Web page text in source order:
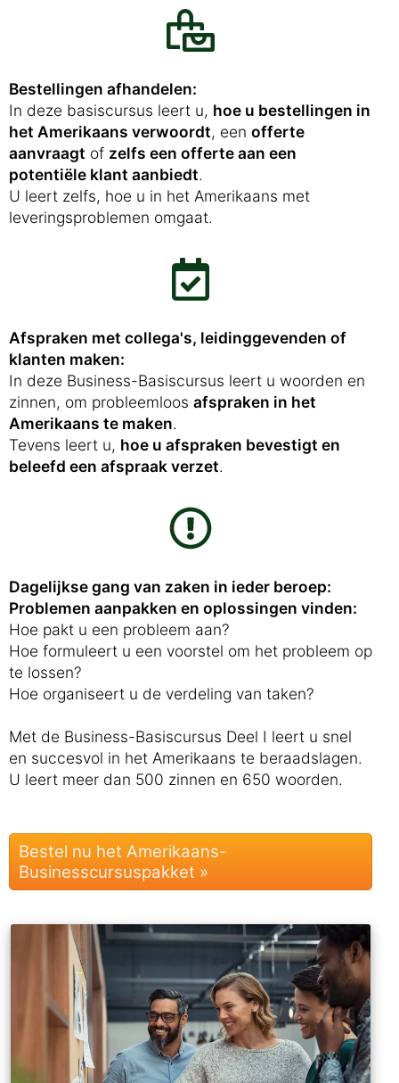
Bestellingen afhandelen:
In deze basiscursus leert u, hoe u bestellingen in
het Amerikaans verwoordt, een offerte
aanvraagt of zelfs een offerte aan een
potentiële klant aanbiedt.
U leert zelfs, hoe u in het Amerikaans met
leveringsproblemen omgaat.
Afspraken met collega's, leidinggevenden of
klanten maken:
In deze Business-Basiscursus leert u woorden en
zinnen, om probleemloos afspraken in het
Amerikaans te maken.
Tevens leert u, hoe u afspraken bevestigt en
beleefd een afspraak verzet.
Dagelijkse gang van zaken in ieder beroep:
Problemen aanpakken en oplossingen vinden:
Hoe pakt u een probleem aan?
Hoe formuleert u een voorstel om het probleem op
te lossen?
Hoe organiseert u de verdeling van taken?
Met de Business-Basiscursus Deel I leert u snel
en succesvol in het Amerikaans te beraadslagen.
U leert meer dan 500 zinnen en 650 woorden.
Bestel nu het Amerikaans-
Businesscursuspakket »